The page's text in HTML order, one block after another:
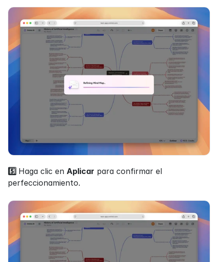
5️⃣ Haga clic en Aplicar para confirmar el
perfeccionamiento.